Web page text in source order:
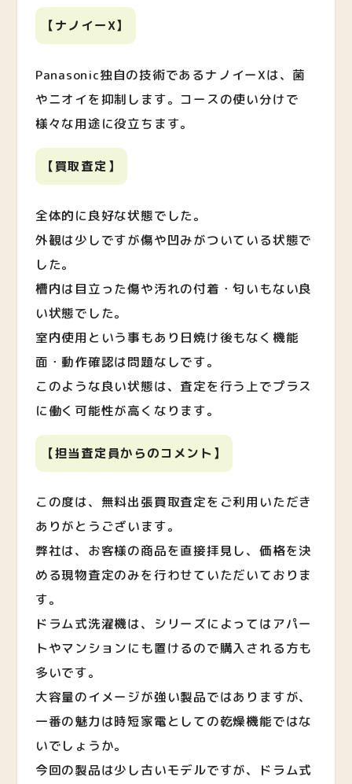
【ナノイーX】
Panasonic独自の技術であるナノイーXは、菌
やニオイを抑制します。コースの使い分けで
様々な用途に役立ちます。
【買取査定】
全体的に良好な状態でした。
外観は少しですが傷や凹みがついている状態で
した。
槽内は目立った傷や汚れの付着・匂いもない良
い状態でした。
室内使用という事もあり日焼け後もなく機能
面・動作確認は問題なしです。
このような良い状態は、査定を行う上でプラス
に働く可能性が高くなります。
【担当査定員からのコメント】
この度は、無料出張買取査定をご利用いただき
ありがとうございます。
弊社は、お客様の商品を直接拝見し、価格を決
める現物査定のみを行わせていただいておりま
す。
ドラム式洗濯機は、シリーズによってはアパー
トやマンションにも置けるので購入される方も
多いです。
大容量のイメージが強い製品ではありますが、
一番の魅力は時短家電としての乾燥機能ではな
いでしょうか。
今回の製品は少し古いモデルですが、ドラム式